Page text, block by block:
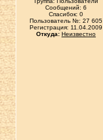
Сообщений: 6
Спасибок: 0
Пользователь №: 27 605
Регистрация: 11.04.2009
Откуда: Неизвестно